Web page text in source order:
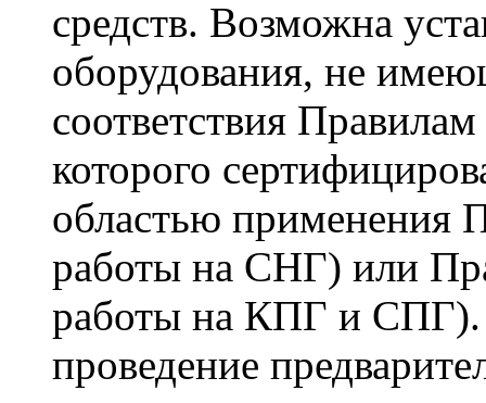
средств. Возможна
оборудования, не
соответствия
которого
областью
работы на СНГ) или
работы на КПГ и СПГ).
проведение